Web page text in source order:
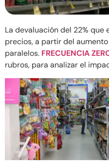
La devaluación del 22%
precios, a partir del
paralelos. FRECUENCIA
rubros, para analizar el